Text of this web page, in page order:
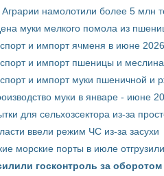
намолотили более 5 млн
муки мелкого помола из
и импорт ячменя в июне
и импорт пшеницы и
и импорт муки пшеничной и
муки в январе - июне
для сельхозсектора из-за
ввели режим ЧС из-за засухи
морские порты в июле
госконтроль за оборотом